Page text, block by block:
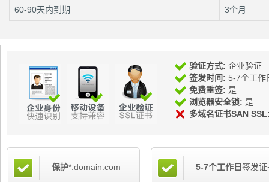
60-90天内到期 3个月
验证方式: 企业验证
签发时间: 5-7个工作
免费重签: 是
浏览器安全锁: 是
多域名证书SAN
保护*.domain.com 5-7个工作日签发证